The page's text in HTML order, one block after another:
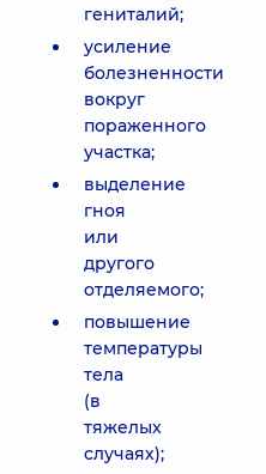
гениталий;
усиление
болезненности
вокруг
пораженного
участка;
выделение
гноя
или
другого
отделяемого;
повышение
температуры
тела
(в
тяжелых
случаях);